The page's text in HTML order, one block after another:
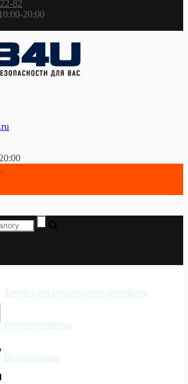
82
20:00
Трубки для подъездного домофона
Видеодомофоны
Видеокамеры